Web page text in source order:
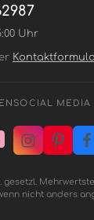
Uhr
SOCIAL MEDIA
gesetzl.
nicht anders